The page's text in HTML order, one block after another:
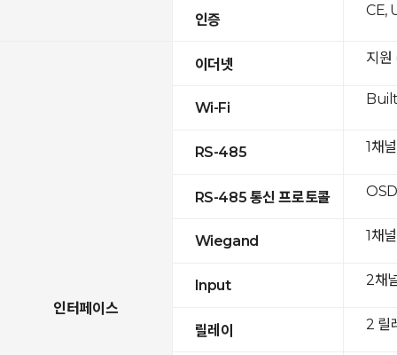
인증
인터페이스
이더넷
Wi-Fi
RS-485
RS-485 통신 프로토콜
Wiegand
Input
릴레이
CE,
지
1채
1채
2채
2 릴